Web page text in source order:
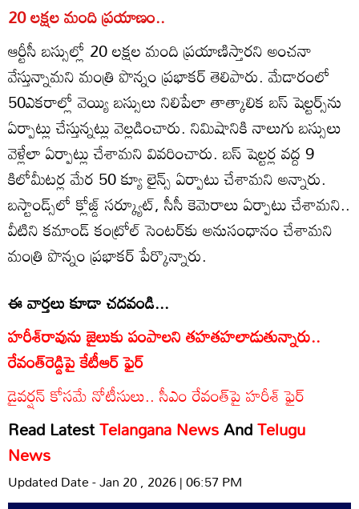
20 లక్షల మంది ప్రయాణం..
ఆర్టీసీ బస్సుల్లో 20 లక్షల మంది ప్రయాణిస్తారని అంచనా
వేస్తున్నామని మంత్రి పొన్నం ప్రభాకర్ తెలిపారు. మేడారంలో
50ఎకరాల్లో వెయ్యి బస్సులు నిలిపేలా తాత్కాలిక బస్ షెల్టర్స్‌ను
ఏర్పాట్లు చేస్తున్నట్లు వెల్లడించారు. నిమిషానికి నాలుగు బస్సులు
వెళ్లేలా ఏర్పాట్లు చేశామని వివరించారు. బస్ షెల్టర్ల వద్ద 9
కిలోమీటర్ల మేర 50 క్యూ లైన్స్ ఏర్పాటు చేశామని అన్నారు.
బస్టాండ్స్‌లో క్లోజ్డ్ సర్క్యూట్, సీసీ కెమెరాలు ఏర్పాటు చేశామని..
వీటిని కమాండ్ కంట్రోల్ సెంటర్‌కు అనుసంధానం చేశామని
మంత్రి పొన్నం ప్రభాకర్ పేర్కొన్నారు.
ఈ వార్తలు కూడా చదవండి...
హరీశ్‌రావును జైలుకు పంపాలని తహతహలాడుతున్నారు..
రేవంత్‌రెడ్డిపై కేటీఆర్ ఫైర్
డైవర్షన్ కోసమే నోటీసులు.. సీఎం రేవంత్‌పై హరీశ్ ఫైర్
Read LatestTelangana NewsAndTelugu
News
Updated Date - Jan 20 , 2026 | 06:57 PM